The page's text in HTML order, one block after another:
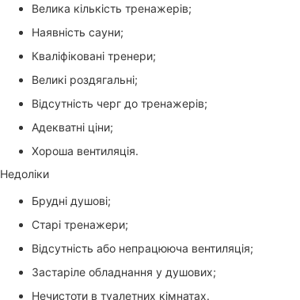
Велика кількість тренажерів;
Наявність сауни;
Кваліфіковані тренери;
Великі роздягальні;
Відсутність черг до тренажерів;
Адекватні ціни;
Хороша вентиляція.
Недоліки
Брудні душові;
Старі тренажери;
Відсутність або непрацююча вентиляція;
Застаріле обладнання у душових;
Нечистоти в туалетних кімнатах.